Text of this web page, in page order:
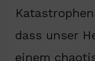
dass unser
einem